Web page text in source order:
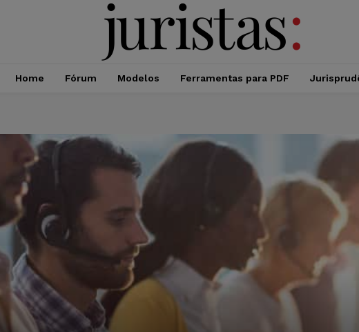
Home Fórum Modelos Ferramentas para PDF